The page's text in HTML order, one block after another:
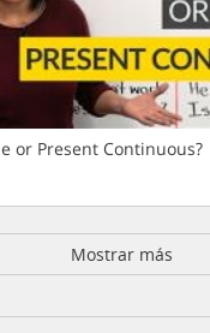
or Present Continuous?
Mostrar más